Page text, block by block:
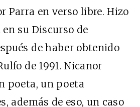
Parra en verso libre. Hizo
su Discurso de
de haber obtenido
de 1991. Nicanor
poeta, un poeta
además de eso, un caso